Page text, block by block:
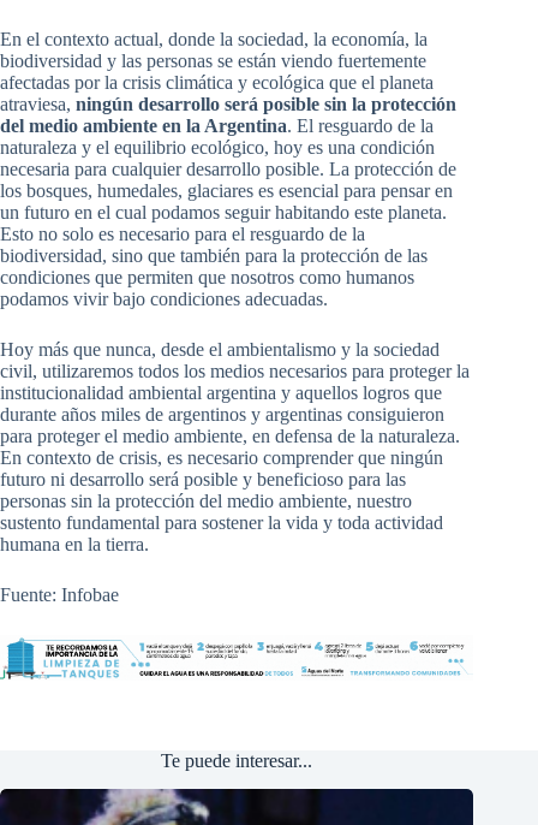
En el contexto actual, donde la sociedad, la economía, la
biodiversidad y las personas se están viendo fuertemente
afectadas por la crisis climática y ecológica que el planeta
atraviesa, ningún desarrollo será posible sin la protección
del medio ambiente en la Argentina. El resguardo de la
naturaleza y el equilibrio ecológico, hoy es una condición
necesaria para cualquier desarrollo posible. La protección de
los bosques, humedales, glaciares es esencial para pensar en
un futuro en el cual podamos seguir habitando este planeta.
Esto no solo es necesario para el resguardo de la
biodiversidad, sino que también para la protección de las
condiciones que permiten que nosotros como humanos
podamos vivir bajo condiciones adecuadas.
Hoy más que nunca, desde el ambientalismo y la sociedad
civil, utilizaremos todos los medios necesarios para proteger la
institucionalidad ambiental argentina y aquellos logros que
durante años miles de argentinos y argentinas consiguieron
para proteger el medio ambiente, en defensa de la naturaleza.
En contexto de crisis, es necesario comprender que ningún
futuro ni desarrollo será posible y beneficioso para las
personas sin la protección del medio ambiente, nuestro
sustento fundamental para sostener la vida y toda actividad
humana en la tierra.
Fuente: Infobae
Te puede interesar...